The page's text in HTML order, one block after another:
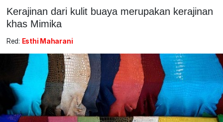
Kerajinan dari kulit buaya merupakan kerajinan
khas Mimika
Red: Esthi Maharani